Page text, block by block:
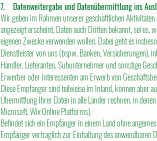
7. Datenweitergabe und Datenübermittlung ins
Wir geben im Rahmen unserer geschäftlichen
angezeigt erscheint, Daten auch Dritten bekannt, sei es,
eigenen Zwecke verwenden wollen. Dabei geht es
Dienstleister von uns (bspw. Banken, Versicherungen),
Händler, Lieferanten, Subunternehmer und sonstige
Erwerber oder Interessenten am Erwerb von
Diese Empfänger sind teilweise im Inland, können aber
Übermittlung Ihrer Daten in alle Länder rechnen, in
Microsoft, Wix Online Platforms).
Befindet sich ein Empfänger in einem Land ohne
Empfänger vertraglich zur Einhaltung des anwendbaren